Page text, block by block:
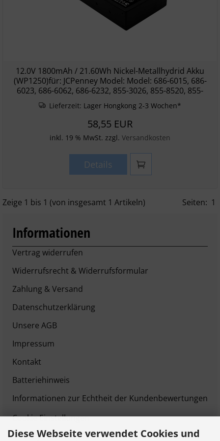
12.0V 1800mAh / 21.60Wh Nickel-Metallhydrid Akku
(WP1250)für: JCPenney Model: Model: 686-6015, 686-
6023, 686-6062, 686-6232, 855-3026, 855-8520, 855-
Lieferzeit: Lager Hongkong 2-3 Wochen*
58,55 EUR
inkl. 19 % MwSt. zzgl. Versandkosten
Details
Zeige 1 bis 1 (von insgesamt 1 Artikeln) Seiten: 1
Informationen
Vertrag widerrufen
Widerrufsrecht & Widerrufsformular
Zahlung & Versand
Datenschutzerklärung
Unsere AGB
Impressum
Kontakt
Batteriehinweis
Informationen zur Echtheit der Kundenbewertungen
Cookie Einstellungen
Diese Webseite verwendet Cookies und